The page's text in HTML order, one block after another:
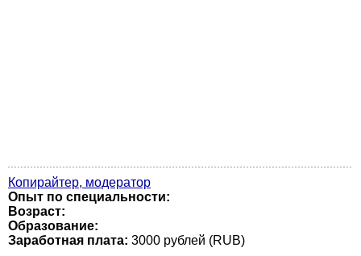
Копирайтер, модератор
Опыт по специальности:
Возраст:
Образование:
Заработная плата: 3000 рублей (RUB)